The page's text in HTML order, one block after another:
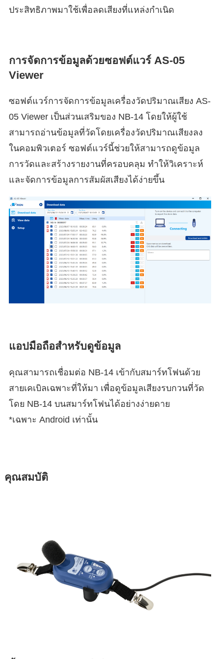
ประสิทธิภาพมาใช้เพื่อลดเสียงที่แหล่งกำเนิด
การจัดการข้อมูลด้วยซอฟต์แวร์ AS-05
Viewer
ซอฟต์แวร์การจัดการข้อมูลเครื่องวัดปริมาณเสียง AS-
05 Viewer เป็นส่วนเสริมของ NB-14 โดยให้ผู้ใช้
สามารถอ่านข้อมูลที่วัดโดยเครื่องวัดปริมาณเสียงลง
ในคอมพิวเตอร์ ซอฟต์แวร์นี้ช่วยให้สามารถดูข้อมูล
การวัดและสร้างรายงานที่ครอบคลุม ทำให้วิเคราะห์
และจัดการข้อมูลการสัมผัสเสียงได้ง่ายขึ้น
แอปมือถือสำหรับดูข้อมูล
คุณสามารถเชื่อมต่อ NB-14 เข้ากับสมาร์ทโฟนด้วย
สายเคเบิลเฉพาะที่ให้มา เพื่อดูข้อมูลเสียงรบกวนที่วัด
โดย NB-14 บนสมาร์ทโฟนได้อย่างง่ายดาย
*เฉพาะ Android เท่านั้น
คุณสมบัติ